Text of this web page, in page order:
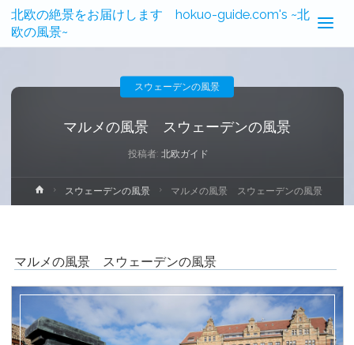
北欧の絶景をお届けします hokuo-guide.com's ~北
欧の風景~
マルメの風景 スウェーデンの風景
投稿者: 北欧ガイド
スウェーデンの風景
ホ
ー
スウェーデンの風景 マルメの風景 スウェーデンの風景
マルメの風景 スウェーデンの風景